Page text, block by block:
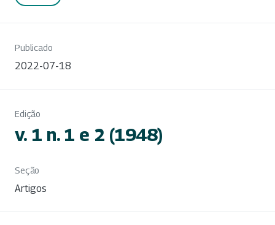
Publicado
2022-07-18
Edição
v. 1 n. 1 e 2 (1948)
Seção
Artigos